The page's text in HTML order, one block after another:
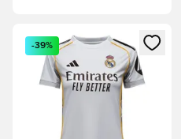
Megnyit egy modált a
-39%